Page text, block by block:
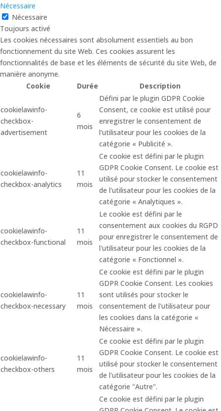
Nécessaire
Nécessaire
Toujours activé
Les cookies nécessaires sont absolument essentiels au bon
fonctionnement du site Web. Ces cookies assurent les
fonctionnalités de base et les éléments de sécurité du site Web, de
manière anonyme.
Cookie
Durée Description
cookielawinfo-
checkbox-
advertisement
6
mois
Défini par le plugin GDPR Cookie
Consent, ce cookie est utilisé pour
enregistrer le consentement de
l'utilisateur pour les cookies de la
catégorie « Publicité ».
cookielawinfo-
checkbox-analytics
11
mois
Ce cookie est défini par le plugin
GDPR Cookie Consent. Le cookie est
utilisé pour stocker le consentement
de l'utilisateur pour les cookies de la
catégorie « Analytiques ».
cookielawinfo-
checkbox-functional
11
mois
Le cookie est défini par le
consentement aux cookies du RGPD
pour enregistrer le consentement de
l'utilisateur pour les cookies de la
catégorie « Fonctionnel ».
cookielawinfo-
checkbox-necessary
11
mois
Ce cookie est défini par le plugin
GDPR Cookie Consent. Les cookies
sont utilisés pour stocker le
consentement de l'utilisateur pour
les cookies dans la catégorie «
Nécessaire ».
cookielawinfo-
checkbox-others
11
mois
Ce cookie est défini par le plugin
GDPR Cookie Consent. Le cookie est
utilisé pour stocker le consentement
de l'utilisateur pour les cookies de la
catégorie "Autre".
Ce cookie est défini par le plugin